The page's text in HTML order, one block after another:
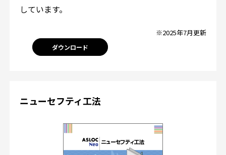
しています。
※2025年7月更新
ダウンロード
ニューセフティ工法